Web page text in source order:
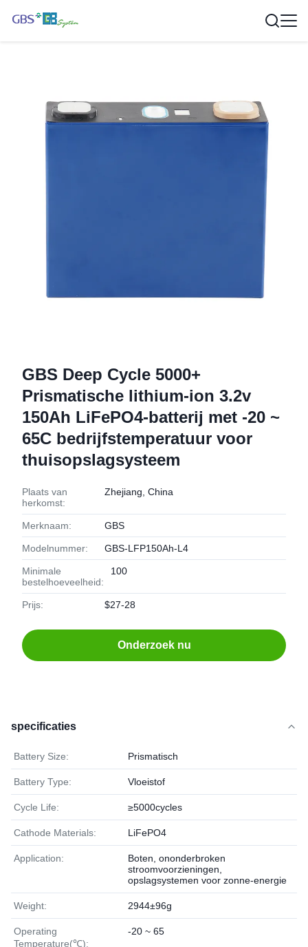
GBS Deep Cycle 5000+
Prismatische lithium-ion 3.2v
150Ah LiFePO4-batterij met -20 ~
65C bedrijfstemperatuur voor
thuisopslagsysteem
Plaats van
herkomst:
Zhejiang, China
Merknaam: GBS
Modelnummer: GBS-LFP150Ah-L4
Minimale
bestelhoeveelheid:
100
Prijs: $27-28
Onderzoek nu
specificaties
Battery Size: Prismatisch
Battery Type: Vloeistof
Cycle Life: ≥5000cycles
Cathode Materials: LiFePO4
Application:
Boten, ononderbroken
stroomvoorzieningen,
opslagsystemen voor zonne-energie
Weight: 2944±96g
Operating
Temperature(℃):
-20 ~ 65